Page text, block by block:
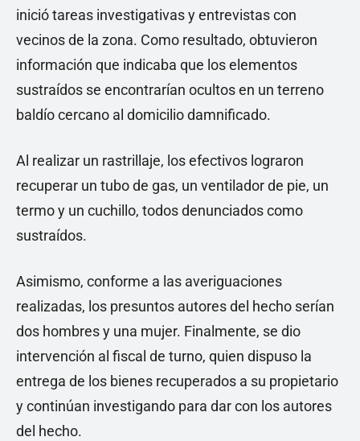
inició tareas investigativas y entrevistas con
vecinos de la zona. Como resultado, obtuvieron
información que indicaba que los elementos
sustraídos se encontrarían ocultos en un terreno
baldío cercano al domicilio damnificado.
Al realizar un rastrillaje, los efectivos lograron
recuperar un tubo de gas, un ventilador de pie, un
termo y un cuchillo, todos denunciados como
sustraídos.
Asimismo, conforme a las averiguaciones
realizadas, los presuntos autores del hecho serían
dos hombres y una mujer. Finalmente, se dio
intervención al fiscal de turno, quien dispuso la
entrega de los bienes recuperados a su propietario
y continúan investigando para dar con los autores
del hecho.